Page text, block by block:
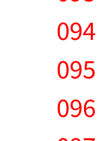
094
095
096